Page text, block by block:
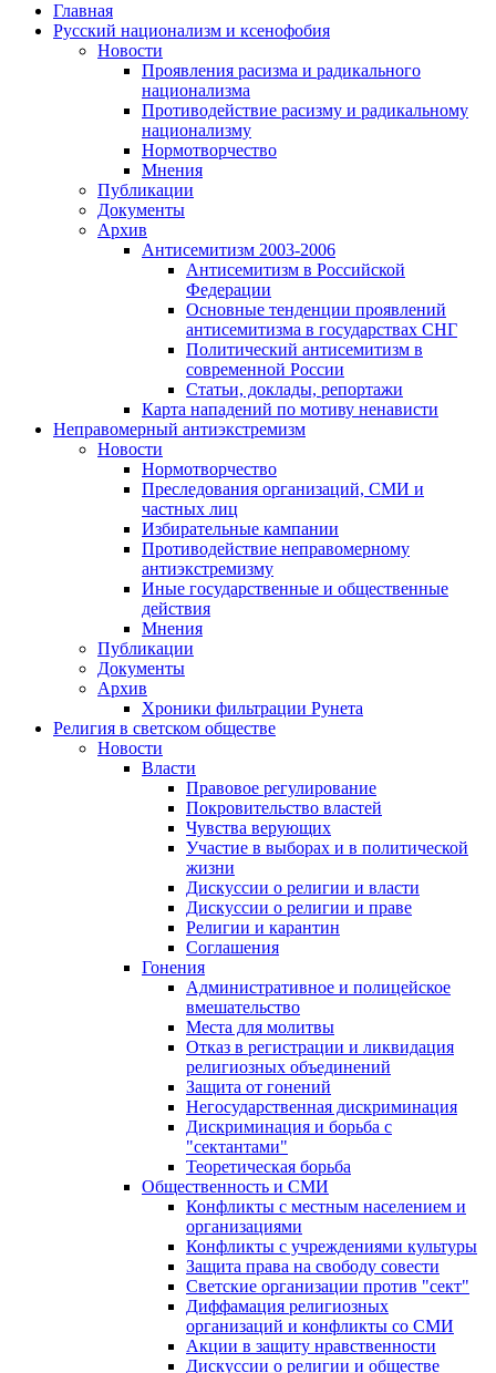
Главная
Русский национализм и ксенофобия
Новости
Проявления расизма и радикального
национализма
Противодействие расизму и радикальному
национализму
Нормотворчество
Мнения
Публикации
Документы
Архив
Антисемитизм 2003-2006
Антисемитизм в Российской
Федерации
Основные тенденции проявлений
антисемитизма в государствах СНГ
Политический антисемитизм в
современной России
Статьи, доклады, репортажи
Карта нападений по мотиву ненависти
Неправомерный антиэкстремизм
Новости
Нормотворчество
Преследования организаций, СМИ и
частных лиц
Избирательные кампании
Противодействие неправомерному
антиэкстремизму
Иные государственные и общественные
действия
Мнения
Публикации
Документы
Архив
Хроники фильтрации Рунета
Религия в светском обществе
Новости
Власти
Правовое регулирование
Покровительство властей
Чувства верующих
Участие в выборах и в политической
жизни
Дискуссии о религии и власти
Дискуссии о религии и праве
Религии и карантин
Соглашения
Гонения
Административное и полицейское
вмешательство
Места для молитвы
Отказ в регистрации и ликвидация
религиозных объединений
Защита от гонений
Негосударственная дискриминация
Дискриминация и борьба с
"сектантами"
Теоретическая борьба
Общественность и СМИ
Конфликты с местным населением и
организациями
Конфликты с учреждениями культуры
Защита права на свободу совести
Светские организации против "сект"
Диффамация религиозных
организаций и конфликты со СМИ
Акции в защиту нравственности
Дискуссии о религии и обществе